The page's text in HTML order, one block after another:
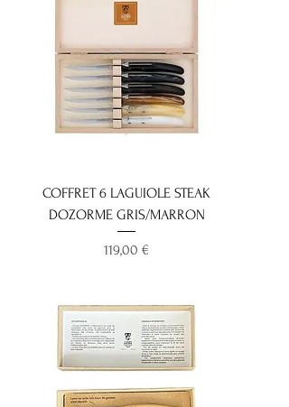
COFFRET 6 LAGUIOLE STEAK
DOZORME GRIS/MARRON
Prix
119,00 €